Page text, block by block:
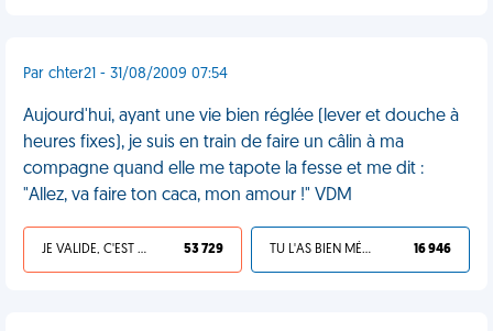
Par chter21 - 31/08/2009 07:54
Aujourd'hui, ayant une vie bien réglée (lever et douche à
heures fixes), je suis en train de faire un câlin à ma
compagne quand elle me tapote la fesse et me dit :
"Allez, va faire ton caca, mon amour !" VDM
JE VALIDE, C'EST UNE VDM 53 729 TU L'AS BIEN MÉRITÉ 16 946